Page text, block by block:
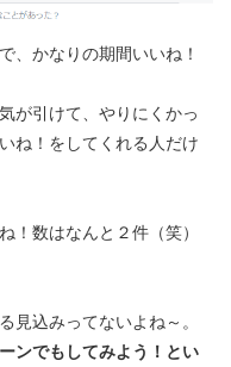
、かなりの期間いいね！
が引けて、やりにくかっ
ね！をしてくれる人だけ
！数はなんと２件（笑）
見込みってないよね～。
ンでもしてみよう！とい